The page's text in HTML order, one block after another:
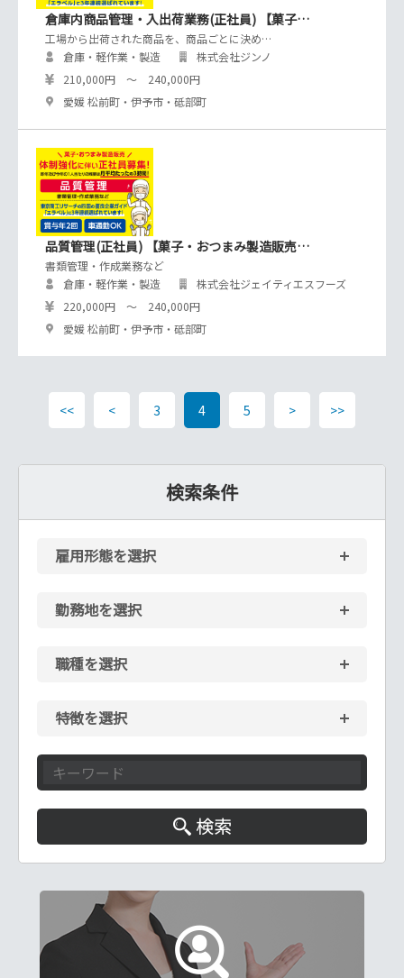
倉庫内商品管理・入出荷業務(正社員) 【菓子…
工場から出荷された商品を、商品ごとに決め…
倉庫・軽作業・製造
株式会社ジンノ
210,000円 ～ 240,000円
愛媛 松前町・伊予市・砥部町
品質管理(正社員) 【菓子・おつまみ製造販売…
書類管理・作成業務など
倉庫・軽作業・製造
株式会社ジェイティエスフーズ
220,000円 ～ 240,000円
愛媛 松前町・伊予市・砥部町
<< < 3 4 5 > >>
検索条件
雇用形態を選択
勤務地を選択
職種を選択
特徴を選択